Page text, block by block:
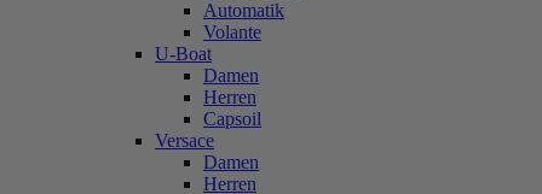
Automatik
Volante
U-Boat
Damen
Herren
Capsoil
Versace
Damen
Herren